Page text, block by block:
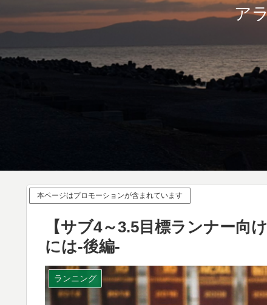
ア
本ページはプロモーションが含まれています
【サブ4～3.5目標ランナー向
には-後編-
ランニング